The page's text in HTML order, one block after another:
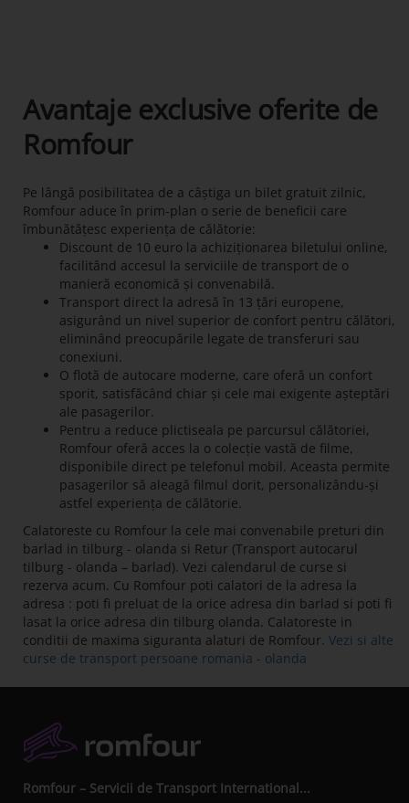
Avantaje exclusive oferite de
Romfour
Pe lângă posibilitatea de a câștiga un bilet gratuit zilnic,
Romfour aduce în prim-plan o serie de beneficii care
îmbunătățesc experiența de călătorie:
Discount de 10 euro la achiziționarea biletului online,
facilitând accesul la serviciile de transport de o
manieră economică și convenabilă.
Transport direct la adresă în 13 țări europene,
asigurând un nivel superior de confort pentru călători,
eliminând preocupările legate de transferuri sau
conexiuni.
O flotă de autocare moderne, care oferă un confort
sporit, satisfăcând chiar și cele mai exigente așteptări
ale pasagerilor.
Pentru a reduce plictiseala pe parcursul călătoriei,
Romfour oferă acces la o colecție vastă de filme,
disponibile direct pe telefonul mobil. Aceasta permite
pasagerilor să aleagă filmul dorit, personalizându-și
astfel experiența de călătorie.
Calatoreste cu Romfour la cele mai convenabile preturi din
barlad in tilburg - olanda si Retur (Transport autocarul
tilburg - olanda – barlad). Vezi calendarul de curse si
rezerva acum. Cu Romfour poti calatori de la adresa la
adresa : poti fi preluat de la orice adresa din barlad si poti fi
lasat la orice adresa din tilburg olanda. Calatoreste in
conditii de maxima siguranta alaturi de Romfour. Vezi si alte
curse de transport persoane romania - olanda
Romfour – Servicii de Transport International...